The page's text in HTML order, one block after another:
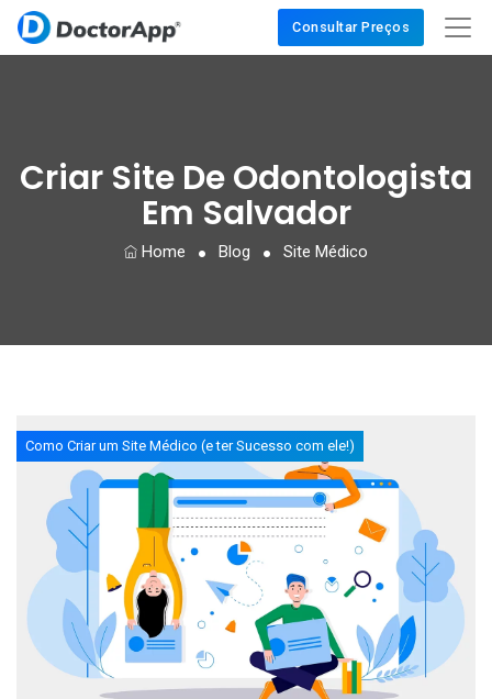
Consultar Preços
Criar Site De Odontologista
Em Salvador
Home Blog Site Médico
Como Criar um Site Médico (e ter Sucesso com ele!)